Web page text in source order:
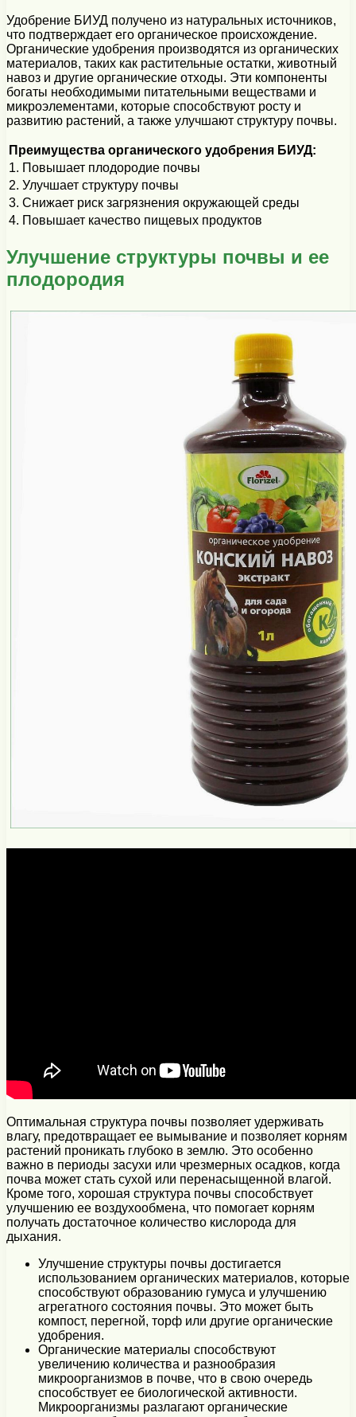
Удобрение БИУД получено из натуральных источников,
что подтверждает его органическое происхождение.
Органические удобрения производятся из органических
материалов, таких как растительные остатки, животный
навоз и другие органические отходы. Эти компоненты
богаты необходимыми питательными веществами и
микроэлементами, которые способствуют росту и
развитию растений, а также улучшают структуру почвы.
Преимущества органического удобрения БИУД:
1. Повышает плодородие почвы
2. Улучшает структуру почвы
3. Снижает риск загрязнения окружающей среды
4. Повышает качество пищевых продуктов
Улучшение структуры почвы и ее
плодородия
Оптимальная структура почвы позволяет удерживать
влагу, предотвращает ее вымывание и позволяет корням
растений проникать глубоко в землю. Это особенно
важно в периоды засухи или чрезмерных осадков, когда
почва может стать сухой или перенасыщенной влагой.
Кроме того, хорошая структура почвы способствует
улучшению ее воздухообмена, что помогает корням
получать достаточное количество кислорода для
дыхания.
Улучшение структуры почвы достигается
использованием органических материалов, которые
способствуют образованию гумуса и улучшению
агрегатного состояния почвы. Это может быть
компост, перегной, торф или другие органические
удобрения.
Органические материалы способствуют
увеличению количества и разнообразия
микроорганизмов в почве, что в свою очередь
способствует ее биологической активности.
Микроорганизмы разлагают органические